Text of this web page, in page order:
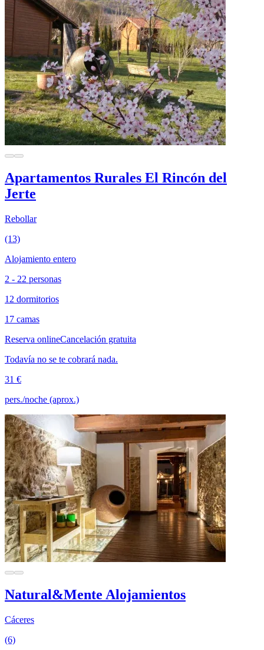
Apartamentos Rurales El Rincón del
Jerte
Rebollar
(13)
Alojamiento entero
2 - 22 personas
12 dormitorios
17 camas
Reserva onlineCancelación gratuita
Todavía no se te cobrará nada.
31 €
pers./noche (aprox.)
Natural&Mente Alojamientos
Cáceres
(6)